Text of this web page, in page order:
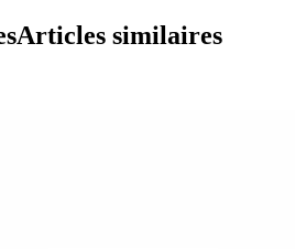
Articles similaires